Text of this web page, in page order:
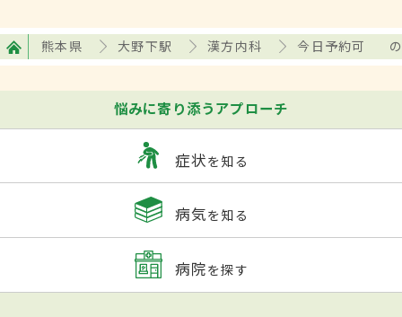
熊本県 大野下駅 漢方内科 今日予約可
悩みに寄り添うアプローチ
症状を知る
病気を知る
病院を探す